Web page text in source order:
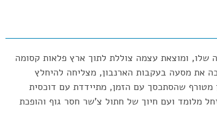
שלו, ומוצאת עצמה צוללת לתוך ארץ פלאות קסומה
את מסעה בעקבות הארנבון, מצליחה להיחלץ
שהסתכסך עם הזמן, מתיידדת עם דוכסית
מלומד ועם חיוך של חתול צ'שר חסר גוף והופכת